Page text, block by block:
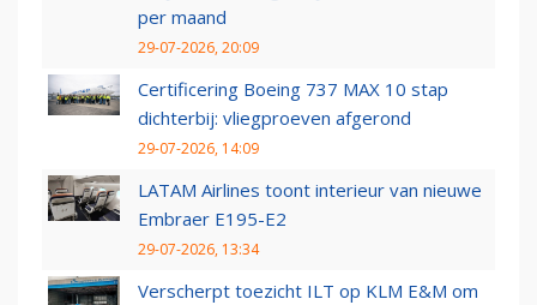
per maand
29-07-2026, 20:09
Certificering Boeing 737 MAX 10 stap
dichterbij: vliegproeven afgerond
29-07-2026, 14:09
LATAM Airlines toont interieur van nieuwe
Embraer E195-E2
29-07-2026, 13:34
Verscherpt toezicht ILT op KLM E&M om